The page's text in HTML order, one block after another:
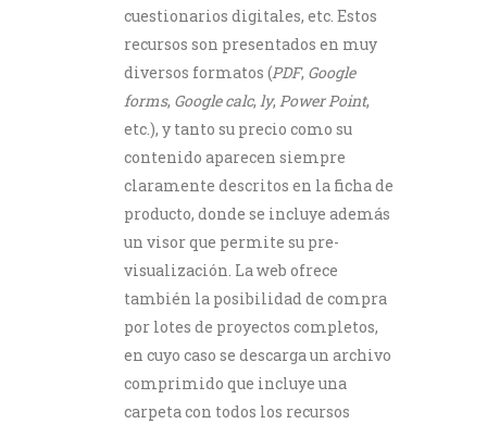
cuestionarios digitales, etc. Estos
recursos son presentados en muy
diversos formatos (PDF, Google
forms, Google calc, ly, Power Point,
etc.), y tanto su precio como su
contenido aparecen siempre
claramente descritos en la ficha de
producto, donde se incluye además
un visor que permite su pre-
visualización. La web ofrece
también la posibilidad de compra
por lotes de proyectos completos,
en cuyo caso se descarga un archivo
comprimido que incluye una
carpeta con todos los recursos